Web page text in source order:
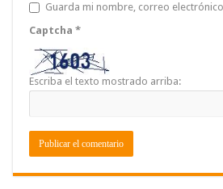
Guarda mi nombre, correo
Captcha *
Escriba el texto mostrado arriba: